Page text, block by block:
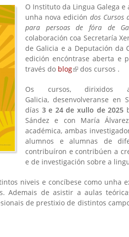
O Instituto da Lingua Galega e
unha nova edición dos Cursos
para persoas de fóra de
colaboración coa Secretaría
de Galicia e a Deputación da
edición encóntrase aberta e
través do blog(link is external)
dos cursos .
Os cursos,
Galicia, desenvolveranse en
días 3 e 24 de xullo de 2025
Sández e con María
académica, ambas
alumnos e alumnas de
contribuíron e contribúen a
e de investigación sobre a
niveis e concíbese como unha
Ademais de asistir a aulas
de prestixio de distintos